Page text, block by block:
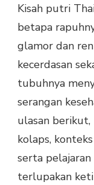
Kisah putri
betapa
glamor dan
kecerdasan
tubuhnya
serangan
ulasan
kolaps,
serta pelajaran
terlupakan